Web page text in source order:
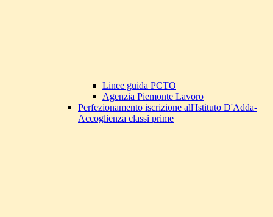
Linee guida PCTO
Agenzia Piemonte Lavoro
Perfezionamento iscrizione all'Istituto D'Adda-
Accoglienza classi prime